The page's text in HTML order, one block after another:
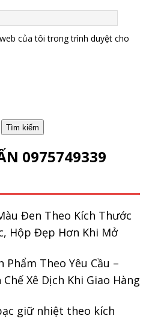
của tôi trong trình duyệt cho
Tìm kiếm
0975749339
Đen Theo Kích Thước
Hộp Đẹp Hơn Khi Mở
Phẩm Theo Yêu Cầu –
Xê Dịch Khi Giao Hàng
giữ nhiệt theo kích